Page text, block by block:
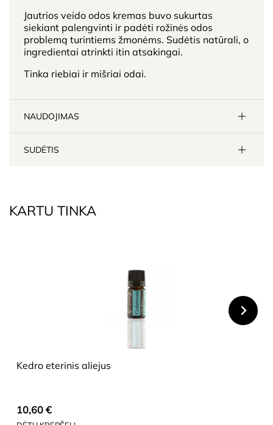
Jautrios veido odos kremas buvo sukurtas
siekiant palengvinti ir padėti rožinės odos
problemą turintiems žmonėms. Sudėtis natūrali, o
ingredientai atrinkti itin atsakingai.
Tinka riebiai ir mišriai odai.
NAUDOJIMAS
SUDĖTIS
KARTU TINKA
Kedro eterinis aliejus
10,60 €